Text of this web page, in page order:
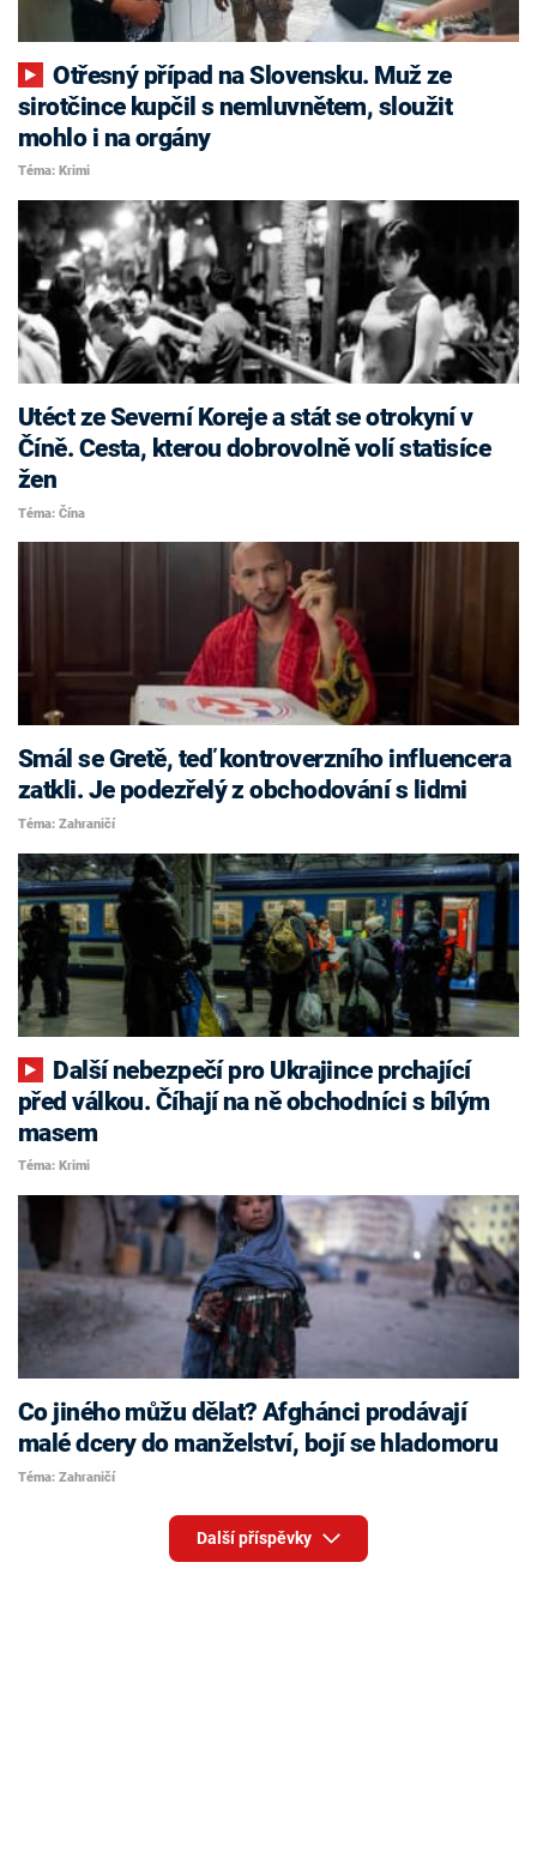
Otřesný případ na Slovensku. Muž ze
sirotčince kupčil s nemluvnětem, sloužit
mohlo i na orgány
Téma: Krimi
Utéct ze Severní Koreje a stát se otrokyní v
Číně. Cesta, kterou dobrovolně volí statisíce
žen
Téma: Čína
Smál se Gretě, teď kontroverzního influencera
zatkli. Je podezřelý z obchodování s lidmi
Téma: Zahraničí
před válkou. Číhají na ně obchodníci s bílým
masem
Téma: Krimi
Co jiného můžu dělat? Afghánci prodávají
malé dcery do manželství, bojí se hladomoru
Téma: Zahraničí
Další příspěvky